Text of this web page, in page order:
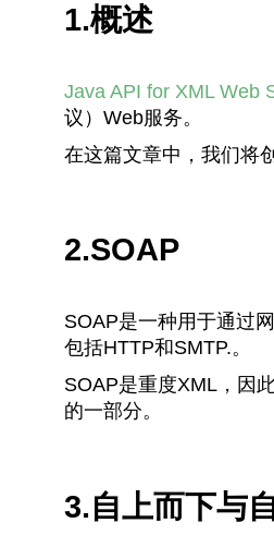
1.概述
Java API for XML Web
议）Web服务。
在这篇文章中，我们将
2.SOAP
SOAP是一种用于通过
包括HTTP和SMTP.。
SOAP是重度XML，因
的一部分。
3.自上而下与